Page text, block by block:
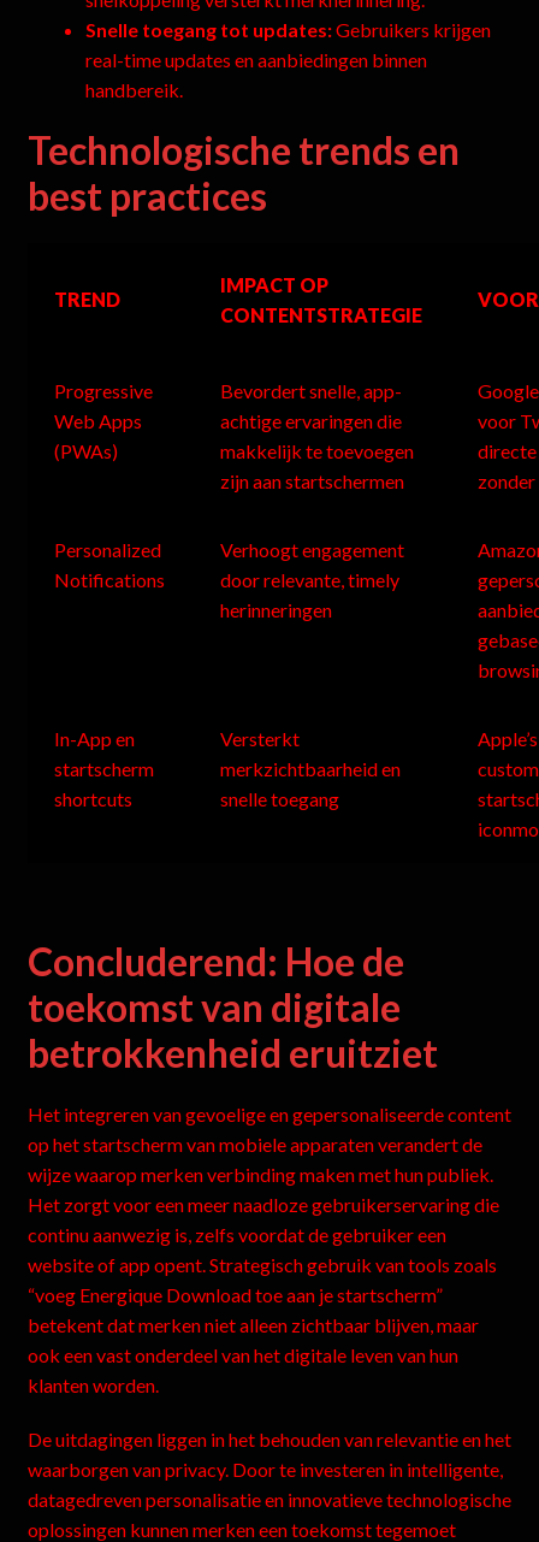
Snelle toegang tot updates:Gebruikers krijgen
real-time updates en aanbiedingen binnen
handbereik.
Technologische trends en
best practices
TREND
IMPACT OP
CONTENTSTRATEGIE
Progressive
Web Apps
(PWAs)
Bevordert snelle, app-
achtige ervaringen die
makkelijk te toevoegen
zijn aan startschermen
voor
Personalized
Notifications
Verhoogt engagement
door relevante, timely
herinneringen
In-App en
startscherm
shortcuts
Versterkt
merkzichtbaarheid en
snelle toegang
custom
Concluderend: Hoe de
toekomst van digitale
betrokkenheid eruitziet
Het integreren van gevoelige en gepersonaliseerde content
op het startscherm van mobiele apparaten verandert de
wijze waarop merken verbinding maken met hun publiek.
Het zorgt voor een meer naadloze gebruikerservaring die
continu aanwezig is, zelfs voordat de gebruiker een
website of app opent. Strategisch gebruik van tools zoals
“voeg Energique Download toe aan je startscherm”
betekent dat merken niet alleen zichtbaar blijven, maar
ook een vast onderdeel van het digitale leven van hun
klanten worden.
De uitdagingen liggen in het behouden van relevantie en het
waarborgen van privacy. Door te investeren in intelligente,
datagedreven personalisatie en innovatieve technologische
oplossingen kunnen merken een toekomst tegemoet